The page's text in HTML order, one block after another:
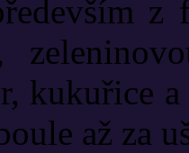
kukuřice
až za